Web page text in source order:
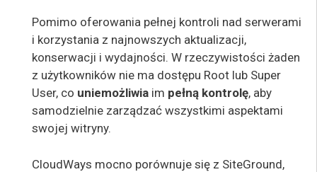
Pomimo oferowania pełnej kontroli nad serwerami
i korzystania z najnowszych aktualizacji,
konserwacji i wydajności. W rzeczywistości żaden
z użytkowników nie ma dostępu Root lub Super
User, co uniemożliwia im pełną kontrolę, aby
samodzielnie zarządzać wszystkimi aspektami
swojej witryny.
CloudWays mocno porównuje się z SiteGround,